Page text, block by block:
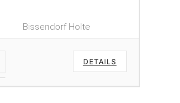
Bissendorf Holte
DETAILS